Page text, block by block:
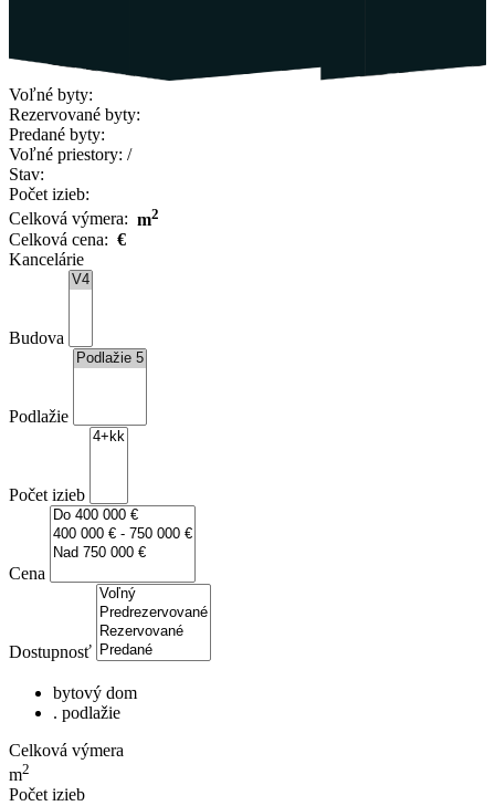
Voľné byty:
Rezervované byty:
Predané byty:
Voľné priestory: /
Stav:
Počet izieb:
Celková výmera: m2
Celková cena: €
Kancelárie
Budova
Podlažie
Počet izieb
Cena
Dostupnosť
bytový dom
. podlažie
Celková výmera
m2
Počet izieb